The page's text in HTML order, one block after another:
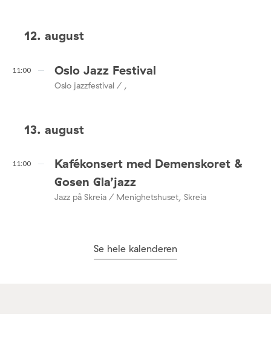
12. august
11:00 Oslo Jazz Festival
Oslo jazzfestival / ,
13. august
11:00
Kafékonsert med Demenskoret &
Gosen Gla’jazz
Jazz på Skreia / Menighetshuset, Skreia
Se hele kalenderen